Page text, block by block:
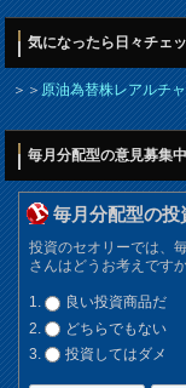
気になったら日々チェッ
＞＞原油為替株レアルチ
毎月分配型の意見募集中
毎月分配型の
投資のセオリーでは、
さんはどうお考えです
良い投資商品だ
どちらでもない
投資してはダメ